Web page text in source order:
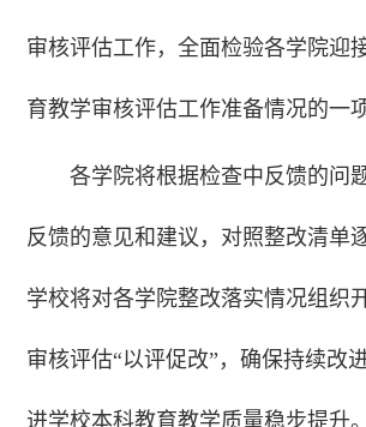
审核评估工作，全面检验各学院迎
育教学审核评估工作准备情况的一
各学院将根据检查中反馈的问
反馈的意见和建议，对照整改清单
学校将对各学院整改落实情况组织
审核评估“以评促改”，确保持续改
进学校本科教育教学质量稳步提升。